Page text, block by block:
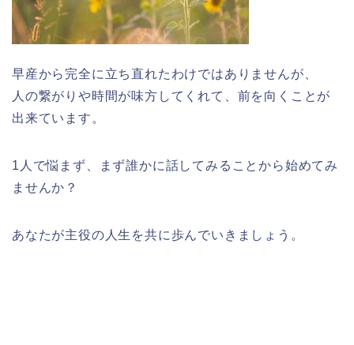
早産から完全に立ち直れたわけではありませんが、
人の繋がりや時間が味方してくれて、前を向くことが
出来ています。
1人で悩まず、まず誰かに話してみることから始めてみ
ませんか？
あなたが主役の人生を共に歩んでいきましょう。